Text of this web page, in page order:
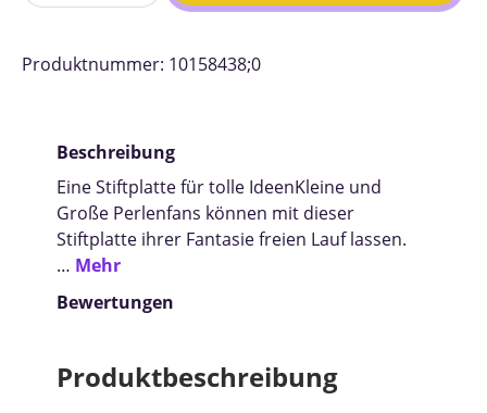
Produktnummer: 10158438;0
Beschreibung
Eine Stiftplatte für tolle IdeenKleine und
Große Perlenfans können mit dieser
Stiftplatte ihrer Fantasie freien Lauf lassen.
… Mehr
Bewertungen
Produktbeschreibung